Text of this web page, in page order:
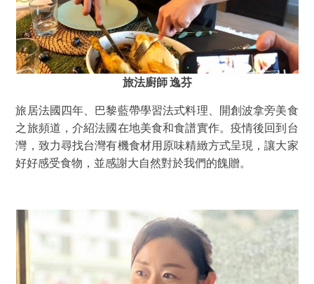
旅法廚師 逸芬
旅居法國四年、巴黎藍帶學習法式料理、開創波拿旁美食
之旅頻道，介紹法國在地美食和食譜實作。疫情後回到台
灣，致力尋找台灣有機食材用原味精緻方式呈現，讓大家
好好感受食物，並感謝大自然對於我們的餽贈。